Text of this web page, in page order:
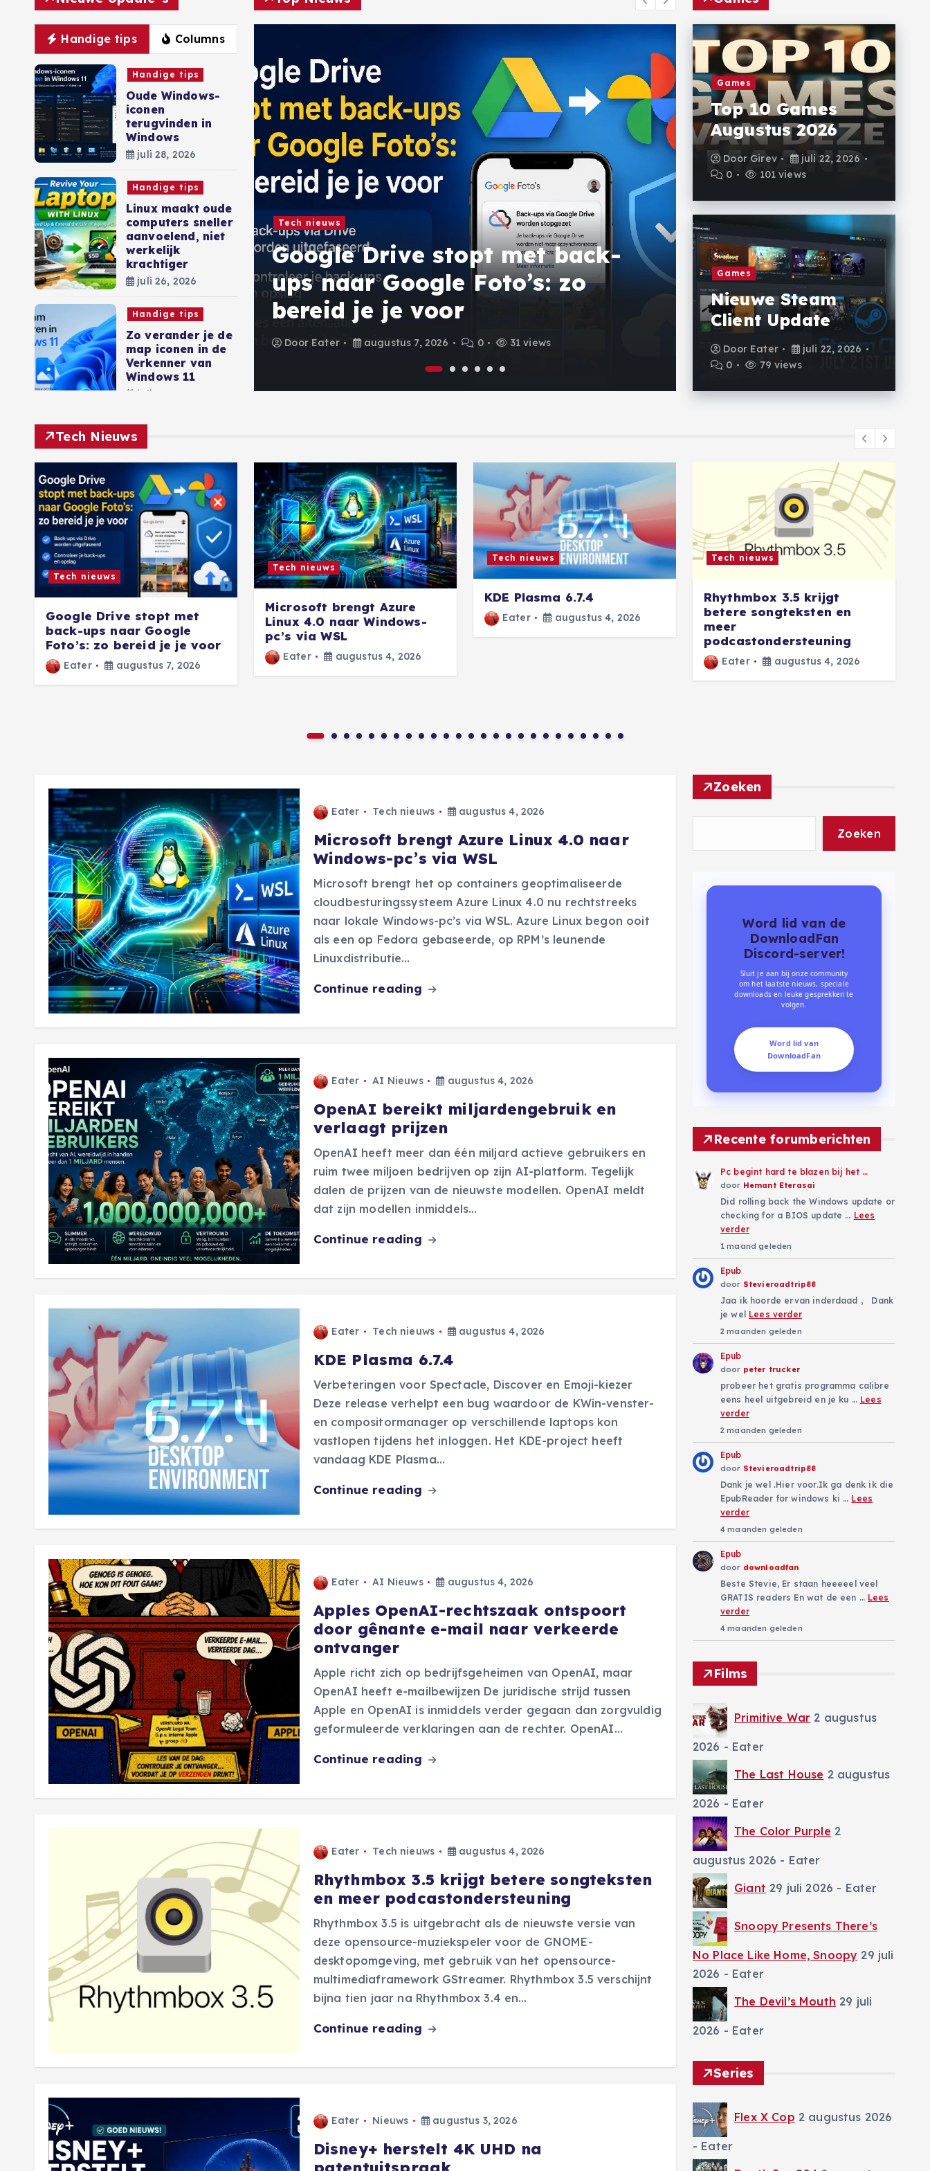
Handige tips Columns
Handige tips
Oude Windows-
iconen
terugvinden in
Windows
juli 28, 2026
Handige tips
Linux maakt oude
computers sneller
aanvoelend, niet
werkelijk
krachtiger
juli 26, 2026
Handige tips
Zo verander je de
map iconen in de
Verkenner van
Windows 11
juli 11, 2026
open-source
bedrijven
0 37 views
Tech nieuws
Google Drive stopt met back-
ups naar Google Foto’s: zo
bereid je je voor
Door Eater augustus 7, 2026 0 31 views
Nieuwe Games
Quake viert 30-
met gratis nieuwe
Door Blackwell augustus 7, 2026
Games
Top 10 Games
Augustus 2026
Door Girev
juli 22, 2026
0
101 views
Games
Nieuwe Steam
Client Update
Door Eater
juli 22, 2026
0
79 views
Tech Nieuws
Tech nieuws
Google Drive stopt met
back-ups naar Google
Foto’s: zo bereid je je voor
Eater augustus 7, 2026
Tech nieuws
Microsoft brengt Azure
Linux 4.0 naar Windows-
pc’s via WSL
Eater augustus 4, 2026
Tech nieuws
KDE Plasma 6.7.4
Eater augustus 4, 2026
Tech nieuws
Rhythmbox 3.5 krijgt
betere songteksten en
meer
podcastondersteuning
Eater augustus 4, 2026
Eater Tech nieuws augustus 4, 2026
Microsoft brengt Azure Linux 4.0 naar
Windows-pc’s via WSL
Microsoft brengt het op containers geoptimaliseerde
cloudbesturingssysteem Azure Linux 4.0 nu rechtstreeks
naar lokale Windows-pc’s via WSL. Azure Linux begon ooit
als een op Fedora gebaseerde, op RPM’s leunende
Linuxdistributie…
Continue reading
Eater AI Nieuws augustus 4, 2026
OpenAI bereikt miljardengebruik en
verlaagt prijzen
OpenAI heeft meer dan één miljard actieve gebruikers en
ruim twee miljoen bedrijven op zijn AI-platform. Tegelijk
dalen de prijzen van de nieuwste modellen. OpenAI meldt
dat zijn modellen inmiddels…
Continue reading
Eater Tech nieuws augustus 4, 2026
KDE Plasma 6.7.4
Verbeteringen voor Spectacle, Discover en Emoji-kiezer
Deze release verhelpt een bug waardoor de KWin-venster-
en compositormanager op verschillende laptops kon
vastlopen tijdens het inloggen. Het KDE-project heeft
vandaag KDE Plasma…
Continue reading
Eater AI Nieuws augustus 4, 2026
Apples OpenAI-rechtszaak ontspoort
door gênante e-mail naar verkeerde
ontvanger
Apple richt zich op bedrijfsgeheimen van OpenAI, maar
OpenAI heeft e-mailbewijzen De juridische strijd tussen
Apple en OpenAI is inmiddels verder gegaan dan zorgvuldig
geformuleerde verklaringen aan de rechter. OpenAI…
Continue reading
Eater Tech nieuws augustus 4, 2026
Rhythmbox 3.5 krijgt betere songteksten
en meer podcastondersteuning
Rhythmbox 3.5 is uitgebracht als de nieuwste versie van
deze opensource-muziekspeler voor de GNOME-
desktopomgeving, met gebruik van het opensource-
multimediaframework GStreamer. Rhythmbox 3.5 verschijnt
bijna tien jaar na Rhythmbox 3.4 en…
Continue reading
Eater Nieuws augustus 3, 2026
Disney+ herstelt 4K UHD na
Zoeken
Zoeken
Word lid van de
DownloadFan
Discord-server!
Sluit je aan bij onze community
om het laatste nieuws, speciale
downloads en leuke gesprekken te
volgen.
Word lid van
DownloadFan
Recente forumberichten
Pc begint hard te blazen bij het …
door Hemant Eterasai
Did rolling back the Windows update or
checking for a BIOS update … Lees
verder
1 maand geleden
Epub
door Stevieroadtrip88
Jaa ik hoorde ervan inderdaad , Dank
je wel Lees verder
2 maanden geleden
Epub
door peter trucker
probeer het gratis programma calibre
eens heel uitgebreid en je ku … Lees
verder
2 maanden geleden
Epub
door Stevieroadtrip88
Dank je wel .Hier voor.Ik ga denk ik die
EpubReader for windows ki … Lees
verder
4 maanden geleden
Epub
door downloadfan
Beste Stevie, Er staan heeeeel veel
GRATIS readers En wat de een … Lees
verder
4 maanden geleden
Films
Primitive War 2 augustus
2026 - Eater
The Last House 2 augustus
2026 - Eater
The Color Purple 2
augustus 2026 - Eater
Giant 29 juli 2026 - Eater
Snoopy Presents There’s
No Place Like Home, Snoopy 29 juli
2026 - Eater
The Devil’s Mouth 29 juli
2026 - Eater
Series
Flex X Cop 2 augustus 2026
- Eater